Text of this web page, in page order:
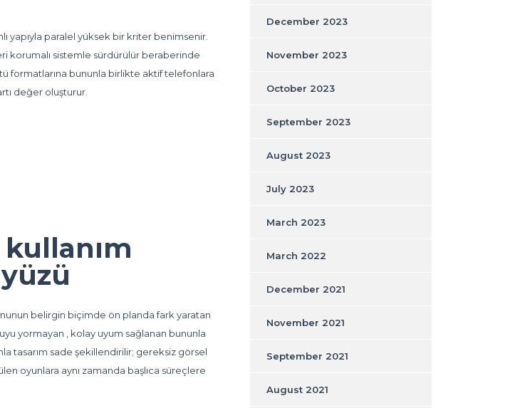
yapıyla paralel yüksek bir kriter benimsenir.
korumalı sistemle sürdürülür beraberinde
formatlarına bununla birlikte aktif telefonlara
değer oluşturur.
belirgin biçimde ön planda fark yaratan
yormayan , kolay uyum sağlanan bununla
tasarım sade şekillendirilir; gereksiz görsel
oyunlara aynı zamanda başlıca süreçlere
December 2023
November 2023
October 2023
September 2023
August 2023
July 2023
March 2023
March 2022
December 2021
November 2021
September 2021
August 2021